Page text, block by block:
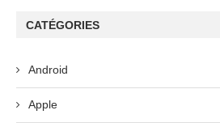
CATÉGORIES
Android
Apple